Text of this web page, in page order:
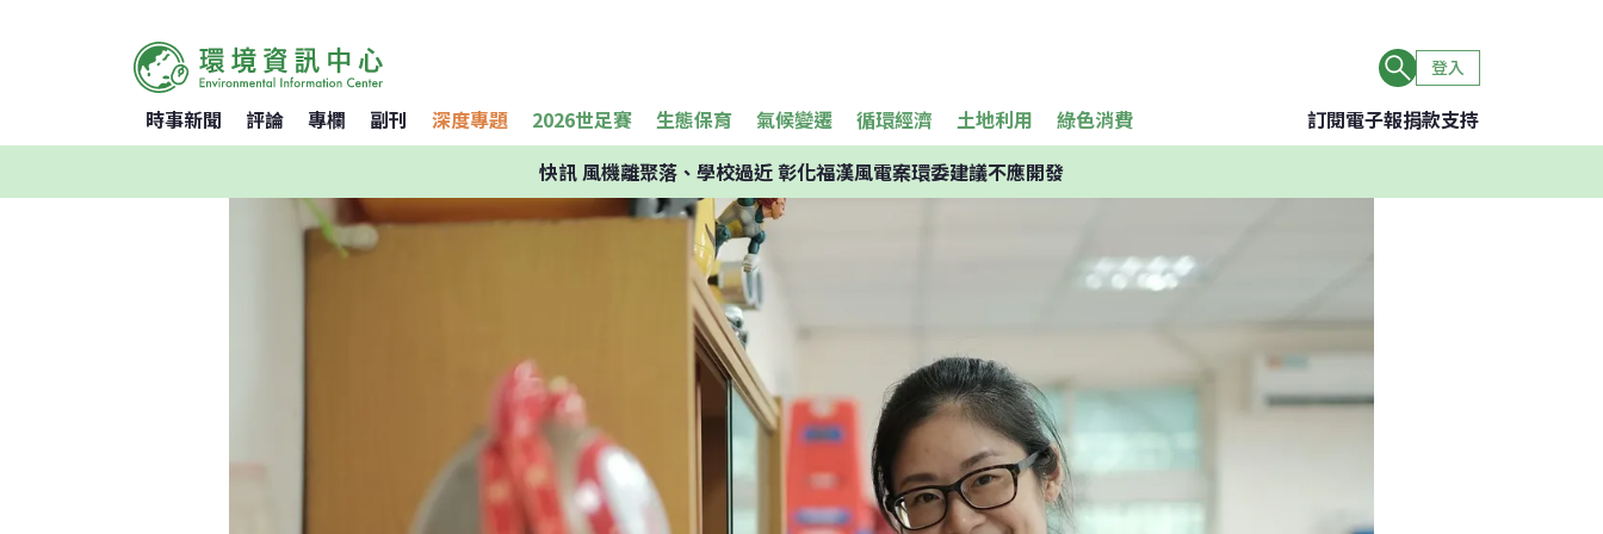
登入
時事新聞 評論 專欄 副刊 深度專題 2026世足賽 生態保育 氣候變遷 循環經濟 土地利用 綠色消費 訂閱電子報捐款支持
快訊風機離聚落、學校過近 彰化福漢風電案環委建議不應開發